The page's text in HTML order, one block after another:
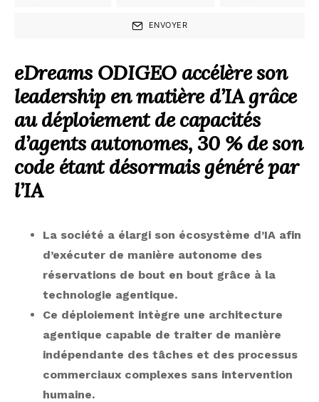
ENVOYER
eDreams ODIGEO accélère son
leadership en matière d’IA grâce
au déploiement de capacités
d’agents autonomes, 30 % de son
code étant désormais généré par
l’IA
La société a élargi son écosystème d’IA afin
d’exécuter de manière autonome des
réservations de bout en bout grâce à la
technologie agentique.
Ce déploiement intègre une architecture
agentique capable de traiter de manière
indépendante des tâches et des processus
commerciaux complexes sans intervention
humaine.